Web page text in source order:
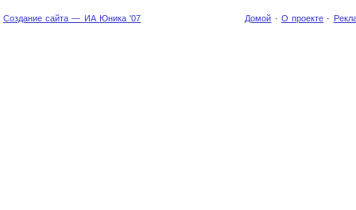
Создание сайта — ИА Юника '07 Домой · О проекте ·